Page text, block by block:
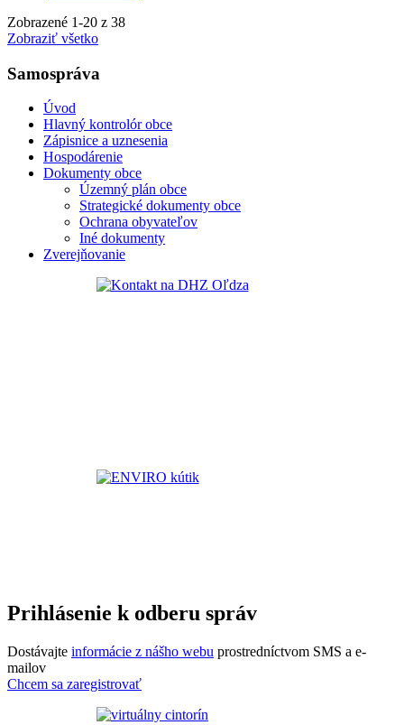
Zobrazené 1-20 z 38
Zobraziť všetko
Samospráva
Úvod
Hlavný kontrolór obce
Zápisnice a uznesenia
Hospodárenie
Dokumenty obce
Územný plán obce
Strategické dokumenty obce
Ochrana obyvateľov
Iné dokumenty
Zverejňovanie
Prihlásenie k odberu správ
Dostávajte informácie z nášho webu prostredníctvom SMS a e-
mailov
Chcem sa zaregistrovať